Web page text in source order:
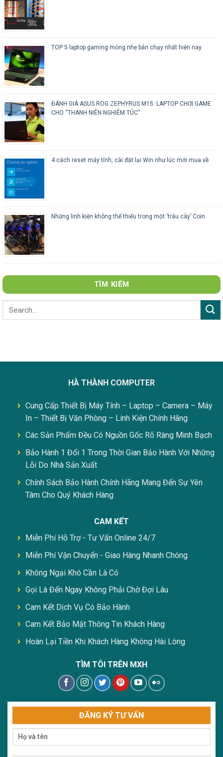
TOP 5 laptop gaming mỏng nhẹ bán chạy nhất hiện nay
ĐÁNH GIÁ ASUS ROG ZEPHYRUS M15: LAPTOP CHƠI GAME
CHO “THANH NIÊN NGHIÊM TÚC”
4 cách reset máy tính, cài đặt lại Win như lúc mới mua về
Những linh kiện không thể thiếu trong một ‘trâu cày’ Coin
TÌM KIẾM
HÀ THÀNH COMPUTER
Cung Cấp Thiết Bị Máy Tính – Laptop – Camera – Máy
In – Thiết Bị Văn Phòng – Linh Kiện Chính Hãng
Các Sản Phẩm Đều Có Nguồn Gốc Rõ Ràng Minh Bạch
Bảo Hành 1 Đổi 1 Trong Thời Gian Bảo Hành Với Những
Lỗi Do Nhà Sản Xuất
Chính Sách Bảo Hành Chính Hãng Mang Đến Sự Yên
Tâm Cho Quý Khách Hàng
CAM KẾT
Miễn Phí Hỗ Trợ - Tư Vấn Online 24/7
Miễn Phí Vận Chuyển - Giao Hàng Nhanh Chóng
Không Ngại Khó Cần Là Có
Gọi Là Đến Ngay Không Phải Chờ Đợi Lâu
Cam Kết Dịch Vụ Có Bảo Hành
Cam Kết Bảo Mật Thông Tin Khách Hàng
Hoàn Lại Tiền Khi Khách Hàng Không Hài Lòng
TÌM TÔI TRÊN MXH
ĐĂNG KÝ TƯ VẤN